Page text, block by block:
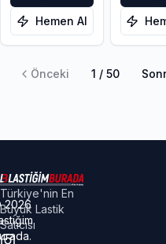
Hemen Al
Önceki 1 / 50
Türkiye'nin En
Büyük Lastik
Satıcısı
2026